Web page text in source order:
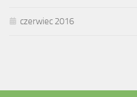
czerwiec 2016